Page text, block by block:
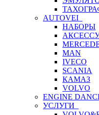
AUTOVEI
НАБОРЫ
MAN
IVECO
SCANIA
КАМАЗ
VOLVO
ENGINE
УСЛУГИ